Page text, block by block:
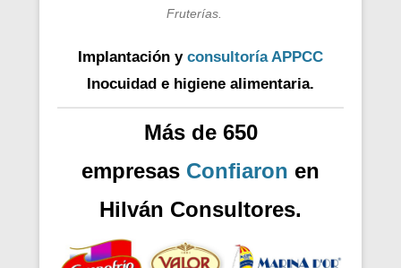
Fruterías.
Implantación y consultoría APPCC
Inocuidad e higiene alimentaria.
Más de 650
empresas Confiaron en
Hilván Consultores.